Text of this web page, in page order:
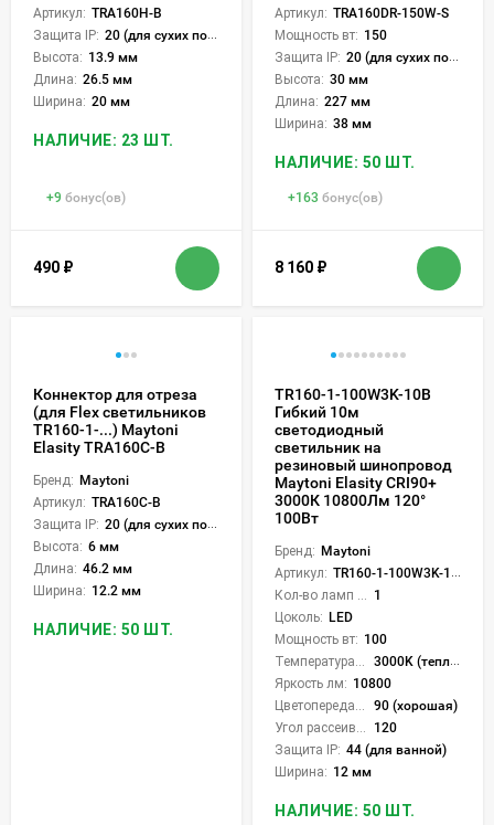
Артикул: TRA160H-B
Защита IP: 20 (для сухих пом.)
Высота: 13.9 мм
Длина: 26.5 мм
Ширина: 20 мм
НАЛИЧИЕ: 23 ШТ.
+9 бонус(ов)
490 ₽
Артикул: TRA160DR-150W-S
Мощность вт: 150
Защита IP: 20 (для сухих пом.)
Высота: 30 мм
Длина: 227 мм
Ширина: 38 мм
НАЛИЧИЕ: 50 ШТ.
+163 бонус(ов)
8 160 ₽
Коннектор для отреза
(для Flex светильников
TR160-1-...) Maytoni
Elasity TRA160C-B
Бренд: Maytoni
Артикул: TRA160C-B
Защита IP: 20 (для сухих пом.)
Высота: 6 мм
Длина: 46.2 мм
Ширина: 12.2 мм
НАЛИЧИЕ: 50 ШТ.
TR160-1-100W3K-10B
Гибкий 10м
светодиодный
светильник на
резиновый шинопровод
Maytoni Elasity CRI90+
3000К 10800Лм 120°
100Вт
Бренд: Maytoni
Артикул: TR160-1-100W3K-10B
1
Цоколь: LED
Мощность вт: 100
3000K (теплый)
Яркость лм: 10800
90 (хорошая)
120
Защита IP: 44 (для ванной)
Ширина: 12 мм
НАЛИЧИЕ: 50 ШТ.